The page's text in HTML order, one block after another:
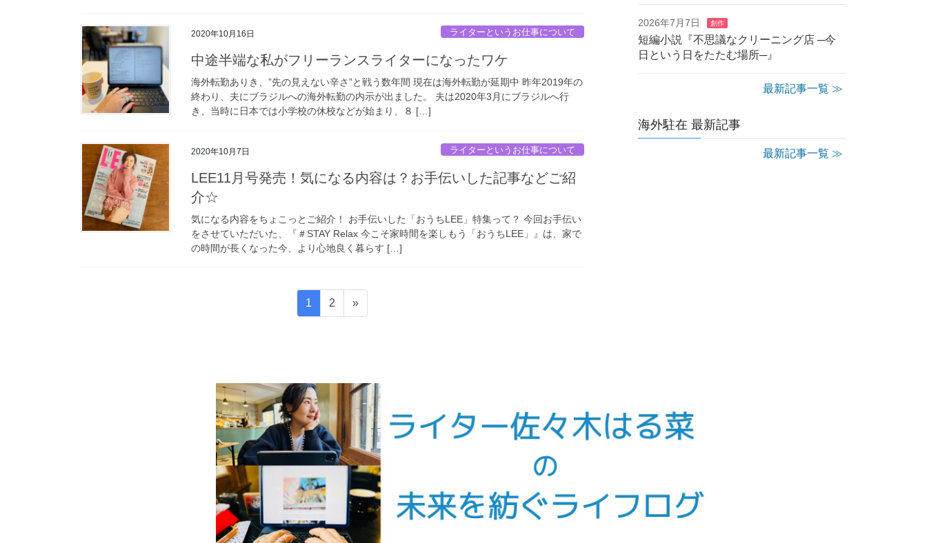
2020年10月16日 ライターというお仕事について
中途半端な私がフリーランスライターになったワケ
海外転勤ありき、”先の見えない辛さ”と戦う数年間 現在は海外転勤が延期中 昨年2019年の
終わり、夫にブラジルへの海外転勤の内示が出ました。 夫は2020年3月にブラジルへ行
き、当時に日本では小学校の休校などが始まり、８ […]
2020年10月7日 ライターというお仕事について
LEE11月号発売！気になる内容は？お手伝いした記事などご紹
介☆
気になる内容をちょこっとご紹介！ お手伝いした「おうちLEE」特集って？ 今回お手伝い
をさせていただいた、『＃STAY Relax 今こそ家時間を楽しもう「おうちLEE」』は、家で
の時間が長くなった今、より心地良く暮らす […]
固
定
1
固
定
2 »
2026年7月7日 創作
短編小説『不思議なクリーニング店 ─今
日という日をたたむ場所─』
最新記事一覧 ≫
海外駐在 最新記事
最新記事一覧 ≫